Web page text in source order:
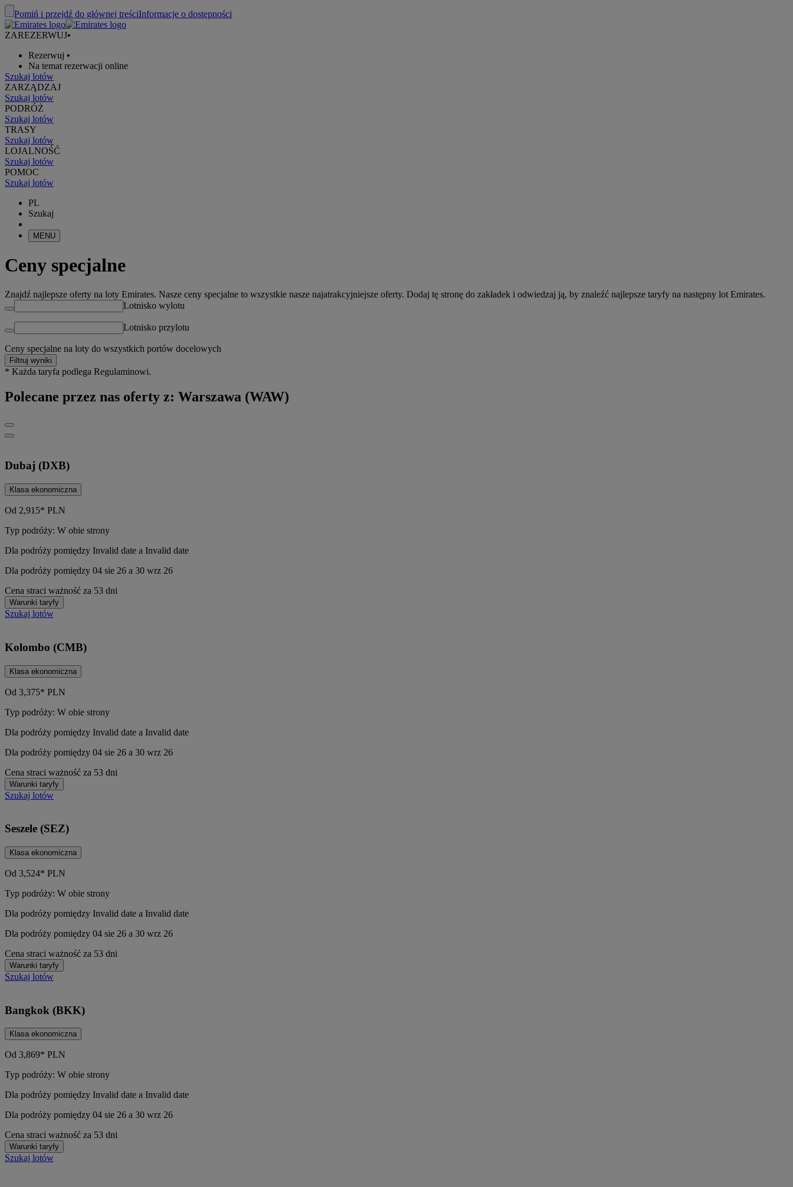
Pomiń i przejdź do głównej treściInformacje o dostępności
ZAREZERWUJ•
Rezerwuj •
Na temat rezerwacji online
Szukaj lotów
ZARZĄDZAJ
Szukaj lotów
PODRÓŻ
Szukaj lotów
TRASY
Szukaj lotów
LOJALNOŚĆ
Szukaj lotów
POMOC
Szukaj lotów
PL
Szukaj
MENU
Ceny specjalne
Znajdź najlepsze oferty na loty Emirates. Nasze ceny specjalne to wszystkie nasze najatrakcyjniejsze oferty. Dodaj tę stronę do zakładek i odwiedzaj ją, by znaleźć najlepsze taryfy na następny lot Emirates.
Lotnisko wylotu
Lotnisko przylotu
Ceny specjalne na loty do wszystkich portów docelowych
Filtruj wyniki
* Każda taryfa podlega Regulaminowi.
Polecane przez nas oferty z: Warszawa (WAW)
Dubaj (DXB)
Klasa ekonomiczna
Od 2,915* PLN
Typ podróży: W obie strony
Dla podróży pomiędzy Invalid date a Invalid date
Dla podróży pomiędzy 04 sie 26 a 30 wrz 26
Cena straci ważność za 53 dni
Warunki taryfy
Szukaj lotów
Kolombo (CMB)
Klasa ekonomiczna
Od 3,375* PLN
Typ podróży: W obie strony
Dla podróży pomiędzy Invalid date a Invalid date
Dla podróży pomiędzy 04 sie 26 a 30 wrz 26
Cena straci ważność za 53 dni
Warunki taryfy
Szukaj lotów
Seszele (SEZ)
Klasa ekonomiczna
Od 3,524* PLN
Typ podróży: W obie strony
Dla podróży pomiędzy Invalid date a Invalid date
Dla podróży pomiędzy 04 sie 26 a 30 wrz 26
Cena straci ważność za 53 dni
Warunki taryfy
Szukaj lotów
Bangkok (BKK)
Klasa ekonomiczna
Od 3,869* PLN
Typ podróży: W obie strony
Dla podróży pomiędzy Invalid date a Invalid date
Dla podróży pomiędzy 04 sie 26 a 30 wrz 26
Cena straci ważność za 53 dni
Warunki taryfy
Szukaj lotów